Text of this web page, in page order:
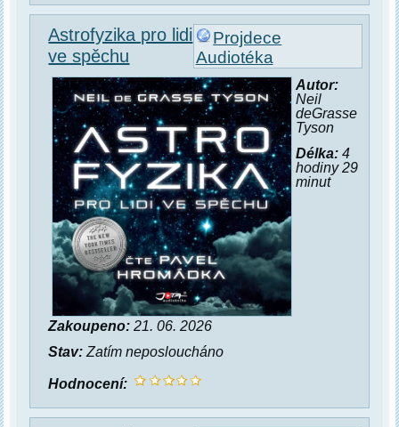
Projdece
Audiotéka
Astrofyzika pro lidi
ve spěchu
Autor:
Neil
deGrasse
Tyson
Délka:4
hodiny 29
minut
Zakoupeno: 21. 06. 2026
Stav: Zatím neposloucháno
Hodnocení: